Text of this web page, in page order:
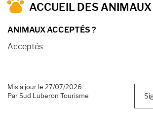
ACCUEIL DES ANIMAUX
ANIMAUX ACCEPTÉS ?
Acceptés
Mis à jour le 27/07/2026
Par Sud Luberon Tourisme